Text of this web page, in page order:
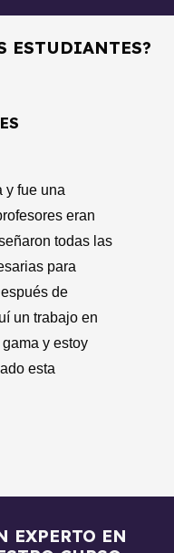
ESTUDIANTES?
eran muy
todas las
para
brindaron la
lo que
de belleza, lo
en el
EXPERTO EN